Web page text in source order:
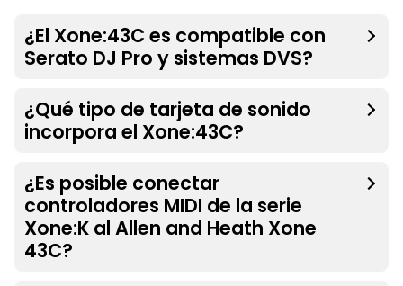
¿El Xone:43C es compatible con
Serato DJ Pro y sistemas DVS?
¿Qué tipo de tarjeta de sonido
incorpora el Xone:43C?
¿Es posible conectar
controladores MIDI de la serie
Xone:K al Allen and Heath Xone
43C?